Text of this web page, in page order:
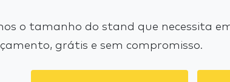
o tamanho do stand que necessita
grátis e sem compromisso.